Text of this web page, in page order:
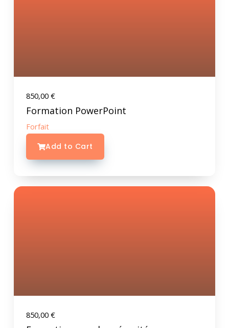
850,00 €
Formation PowerPoint
Forfait
Add to Cart
850,00 €